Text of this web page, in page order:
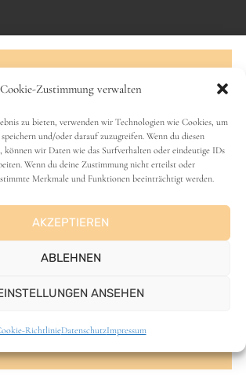
Cookie-Zustimmung verwalten
zu bieten, verwenden wir Technologien wie Cookies, um
und/oder darauf zuzugreifen. Wenn du diesen
können wir Daten wie das Surfverhalten oder eindeutige IDs
Wenn du deine Zustimmung nicht erteilst oder
Merkmale und Funktionen beeinträchtigt werden.
AKZEPTIEREN
ABLEHNEN
ANSEHEN
RichtlinieDatenschutzImpressum
VANLIFE
den Newsletter!